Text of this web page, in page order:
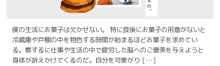
僕の生活にお菓子は欠かせない。 特に食後にお菓子の用意がないと
冷蔵庫や戸棚の中を物色する時間が始まるほどお菓子を求めてい
る。察するに仕事や生活の中で疲労した脳へのご褒美を与えようと
身体が訴えかけてくるのだ。自分を可愛がり […]